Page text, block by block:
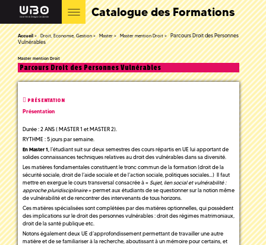
Catalogue des Formations
Accueil Droit, Economie, Gestion Master Master mention Droit
Parcours Droit des Personnes
Vulnérables
Master mention Droit
Parcours Droit des Personnes Vulnérables
PRÉSENTATION
Présentation
Durée : 2 ANS ( MASTER 1 et MASTER 2).
RYTHME : 5 jours par semaine.
En Master 1, l’étudiant suit sur deux semestres des cours répartis en UE lui apportant de
solides connaissances techniques relatives au droit des vulnérables dans sa diversité.
Les matières fondamentales constituent le tronc commun de la formation (droit de la
sécurité sociale, droit de l’aide sociale et de l’action sociale, politiques sociales...) Il faut
mettre en exergue le cours transversal consacrée à «Sujet, lien social et vulnérabilité :
approche pluridisciplinaire» permet aux étudiants de se questionner sur la notion même
de vulnérabilité et de rencontrer des intervenants de tous horizons.
Ces matières spécialisées sont complétées par des matières optionnelles, qui possèdent
des implications sur le droit des personnes vulnérables : droit des régimes matrimoniaux,
droit de la santé publique etc.
Notons également deux UE d’approfondissement permettant de travailler une autre
matière et de se familiariser à la recherche, aboutissant à un mémoire pour certains, et